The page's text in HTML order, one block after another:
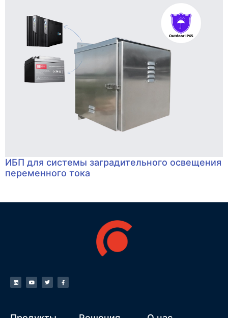
ИБП для системы заградительного освещения
переменного тока